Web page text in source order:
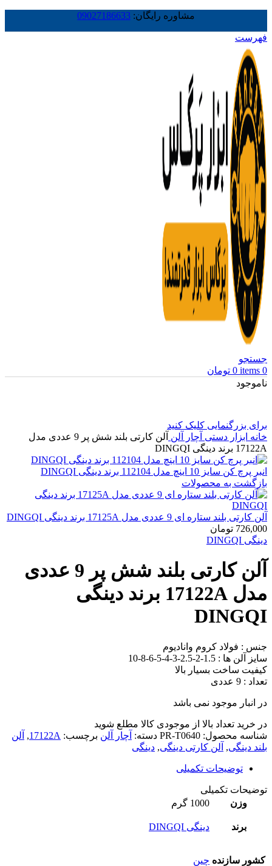
مشاوره رایگان: 09027186633
فهرست
جستجو
0
items
0 تومان
ناموجود
برای بزرگنمایی کلیک کنید
خانه ابزار دستی آچار آلن
آلن کارتی بلند شش پر 9 عددی مدل
17122A برند دینگی DINGQI
انبر پرچ کن سایز 10 اینچ مدل 112104 برند دینگی DINGQI
بازگشت به محصولات
آلن کارتی بلند ستاره ای 9 عددی مدل 17125A برند دینگی DINGQI
726,000 تومان
دینگی DINGQI
آلن کارتی بلند شش پر 9 عددی
مدل 17122A برند دینگی
DINGQI
جنس : فولاد کروم وانادیوم
سایز آلن ها : 1.5-2-2.5-3-4-5-6-8-10
کیفیت ساخت بسیار بالا
تعداد : 9 عددی
در انبار موجود نمی باشد
در خرید تعداد بالا از موجودی کالا مطلع شوید
شناسه محصول: PR-T0640 دسته: آچار آلن برچسب: 17122A
, آلن
بلند دینگی, آلن کارتی دینگی, دینگی
توضیحات تکمیلی
توضیحات تکمیلی
وزن
1000 گرم
برند دینگی DINGQI
کشور سازنده چین